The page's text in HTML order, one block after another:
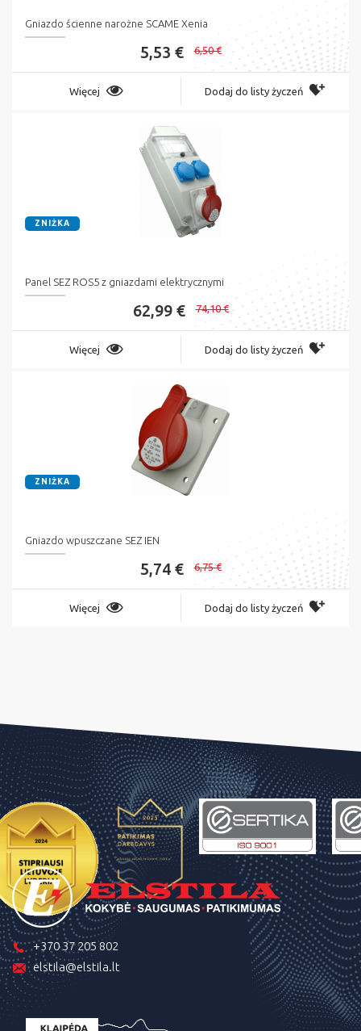
Gniazdo ścienne narożne SCAME Xenia
5,53 € 6,50 €
Więcej Dodaj do listy życzeń
ZNIŻKA
Panel SEZ ROS5 z gniazdami elektrycznymi
62,99 € 74,10 €
Więcej Dodaj do listy życzeń
ZNIŻKA
Gniazdo wpuszczane SEZ IEN
5,74 € 6,75 €
Więcej Dodaj do listy życzeń
+370 37 205 802
elstila@elstila.lt